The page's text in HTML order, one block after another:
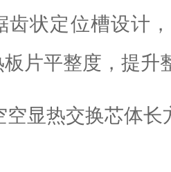
齿状定位槽设计
片平整度，提升